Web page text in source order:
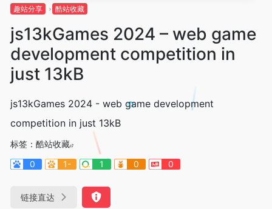
趣站分享 酷站收藏
js13kGames 2024 – web game
development competition in
just 13kB
js13kGames 2024 - web game development
competition in just 13kB
标签： 酷站收藏
0
1- 1 0 0
链接直达